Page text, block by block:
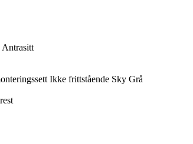
Antrasitt
Ikke frittstående Sky Grå